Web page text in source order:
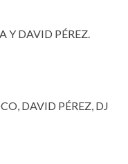
Y DAVID PÉREZ.
DAVID PÉREZ, DJ